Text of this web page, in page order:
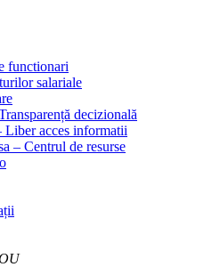
functionari
salariale
decizională
Liber acces informatii
– Centrul de resurse